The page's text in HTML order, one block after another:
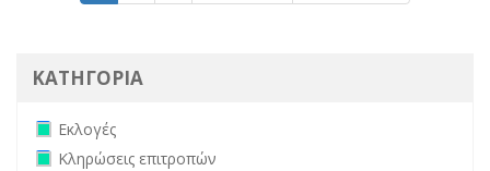
ΚΑΤΗΓΟΡΙΑ
Remove Εκλογές filter
Εκλογές
Remove Κληρώσεις επιτροπών filter
Κληρώσεις επιτροπών